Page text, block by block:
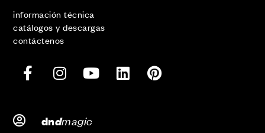
información técnica
catálogos y descargas
contáctenos
dndmagic